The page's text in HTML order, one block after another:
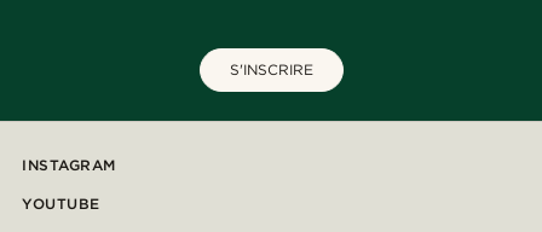
S'INSCRIRE
INSTAGRAM
YOUTUBE